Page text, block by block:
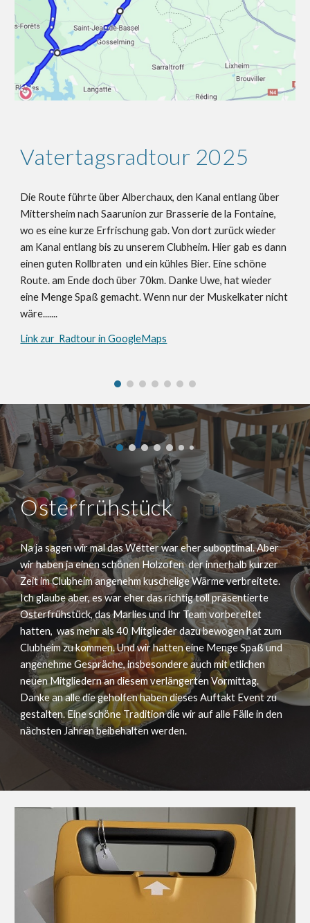
Vatertagsradtour 2025
Die Route führte über Alberchaux, den Kanal entlang über
Mittersheim nach Saarunion zur Brasserie de la Fontaine,
wo es eine kurze Erfrischung gab. Von dort zurück wieder
am Kanal entlang bis zu unserem Clubheim. Hier gab es dann
einen guten Rollbraten und ein kühles Bier. Eine schöne
Route. am Ende doch über 70km. Danke Uwe, hat wieder
eine Menge Spaß gemacht. Wenn nur der Muskelkater nicht
wäre.......
Link zur Radtour in GoogleMaps
Osterfrühstück
Na ja sagen wir mal das Wetter war eher suboptimal. Aber
wir haben ja einen schönen Holzofen der innerhalb kurzer
Zeit im Clubheim angenehm kuschelige Wärme verbreitete.
Ich glaube aber, es war eher das richtig toll präsentierte
Osterfrühstück, das Marlies und Ihr Team vorbereitet
hatten, was mehr als 40 Mitglieder dazu bewogen hat zum
Clubheim zu kommen. Und wir hatten eine Menge Spaß und
angenehme Gespräche, insbesondere auch mit etlichen
neuen Mitgliedern an diesem verlängerten Vormittag.
Danke an alle die geholfen haben dieses Auftakt Event zu
gestalten. Eine schöne Tradition die wir auf alle Fälle in den
nächsten Jahren beibehalten werden.